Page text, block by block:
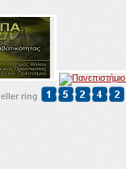
eller ring